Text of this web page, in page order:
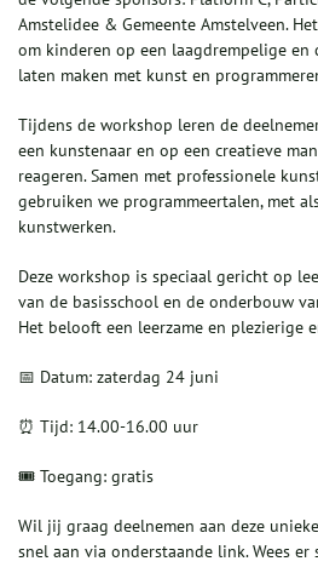
Amstelidee & Gemeente Amstelveen.
om kinderen op een laagdrempelige en
laten maken met kunst en
Tijdens de workshop leren de
een kunstenaar en op een creatieve
reageren. Samen met professionele
gebruiken we programmeertalen, met
kunstwerken.
Deze workshop is speciaal gericht op
van de basisschool en de onderbouw
Het belooft een leerzame en plezierige
📅 Datum: zaterdag 24 juni
⏰ Tijd: 14.00-16.00 uur
🎟️ Toegang: gratis
Wil jij graag deelnemen aan deze
snel aan via onderstaande link. Wees